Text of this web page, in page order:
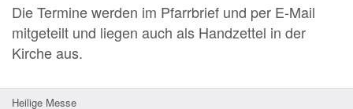
Die Termine werden im Pfarrbrief und per E-Mail
mitgeteilt und liegen auch als Handzettel in der
Kirche aus.
Heilige Messe